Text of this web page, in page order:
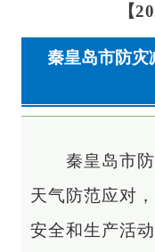
【
秦皇岛市防灾
秦皇岛市
天气防范应对
安全和生产活